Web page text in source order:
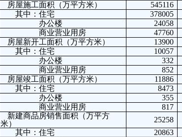
房屋施工面积（万平方米）
545116
其中：住宅
378005
办公楼
24058
商业营业用房
47760
房屋新开工面积（万平方米）
13900
其中：住宅
10057
办公楼
332
商业营业用房
852
房屋竣工面积（万平方米）
11886
其中：住宅
8473
办公楼
355
商业营业用房
817
新建商品房销售面积（万平方
米）
25258
其中：住宅
20863